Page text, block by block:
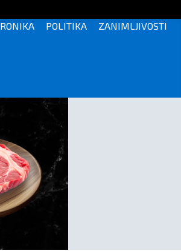
POLITIKA ZANIMLJIVOSTI